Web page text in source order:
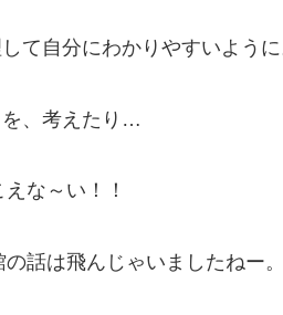
て自分にわかりやすいように
を、考えたり…
な～い！！
は飛んじゃいましたねー。